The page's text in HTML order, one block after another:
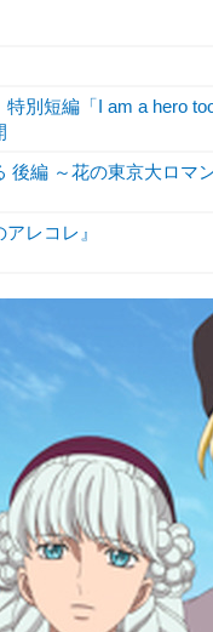
特別短編「I am a hero
後編 ～花の東京大ロ
レコレ』